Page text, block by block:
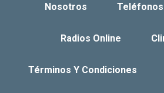
Nosotros
Radios Online
Términos Y Condiciones